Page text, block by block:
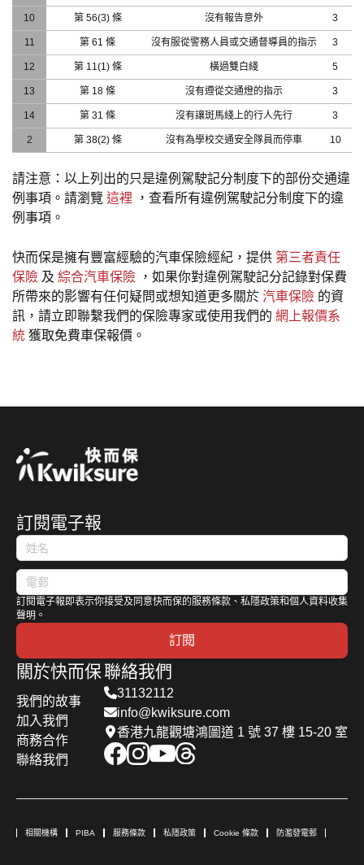
10 第 56(3) 條 沒有報告意外 3
11 第 61 條 沒有服從警務人員或交通督導員的指示 3
12 第 11(1) 條 橫過雙白綫 5
13 第 18 條 沒有遵從交通燈的指示 3
14 第 31 條 沒有讓斑馬綫上的行人先行 3
2 第 38(2) 條 沒有為學校交通安全隊員而停車 10
請注意：以上列出的只是違例駕駛記分制度下的部份交通違
例事項。請瀏覽 這裡 ，查看所有違例駕駛記分制度下的違
例事項。
快而保是擁有豐富經驗的汽車保險經紀，提供 第三者責任
保險 及 綜合汽車保險 ，如果你對違例駕駛記分記錄對保費
所帶來的影響有任何疑問或想知道更多關於 汽車保險 的資
訊，請立即聯繫我們的保險專家或使用我們的 網上報價系
統 獲取免費車保報價。
訂閱電子報
訂閱電子報即表示你接受及同意快而保的服務條款、私隱政策和個人資料收集
聲明。
訂閱
關於快而保
我們的故事
加入我們
商務合作
聯絡我們
聯絡我們
31132112
info@kwiksure.com
香港九龍觀塘鴻圖道 1 號 37 樓 15-20 室
相關機構 PIBA 服務條款 私隱政策 Cookie 條款 防濫發電郵